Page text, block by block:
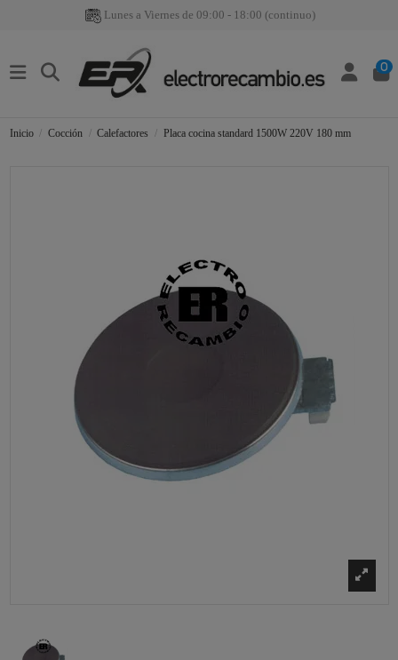
Lunes a Viernes de 09:00 - 18:00 (continuo)
0
Inicio Cocción Calefactores Placa cocina standard 1500W 220V 180 mm